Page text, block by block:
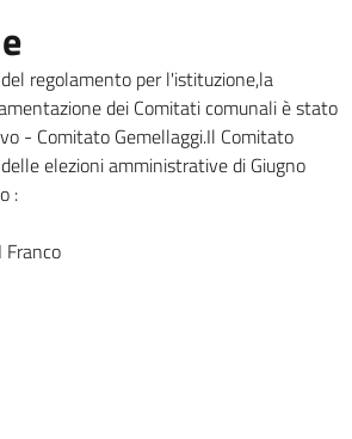
regolamento per l'istituzione,la
dei Comitati comunali è stato
- Comitato Gemellaggi.Il Comitato
elezioni amministrative di Giugno
:
Franco